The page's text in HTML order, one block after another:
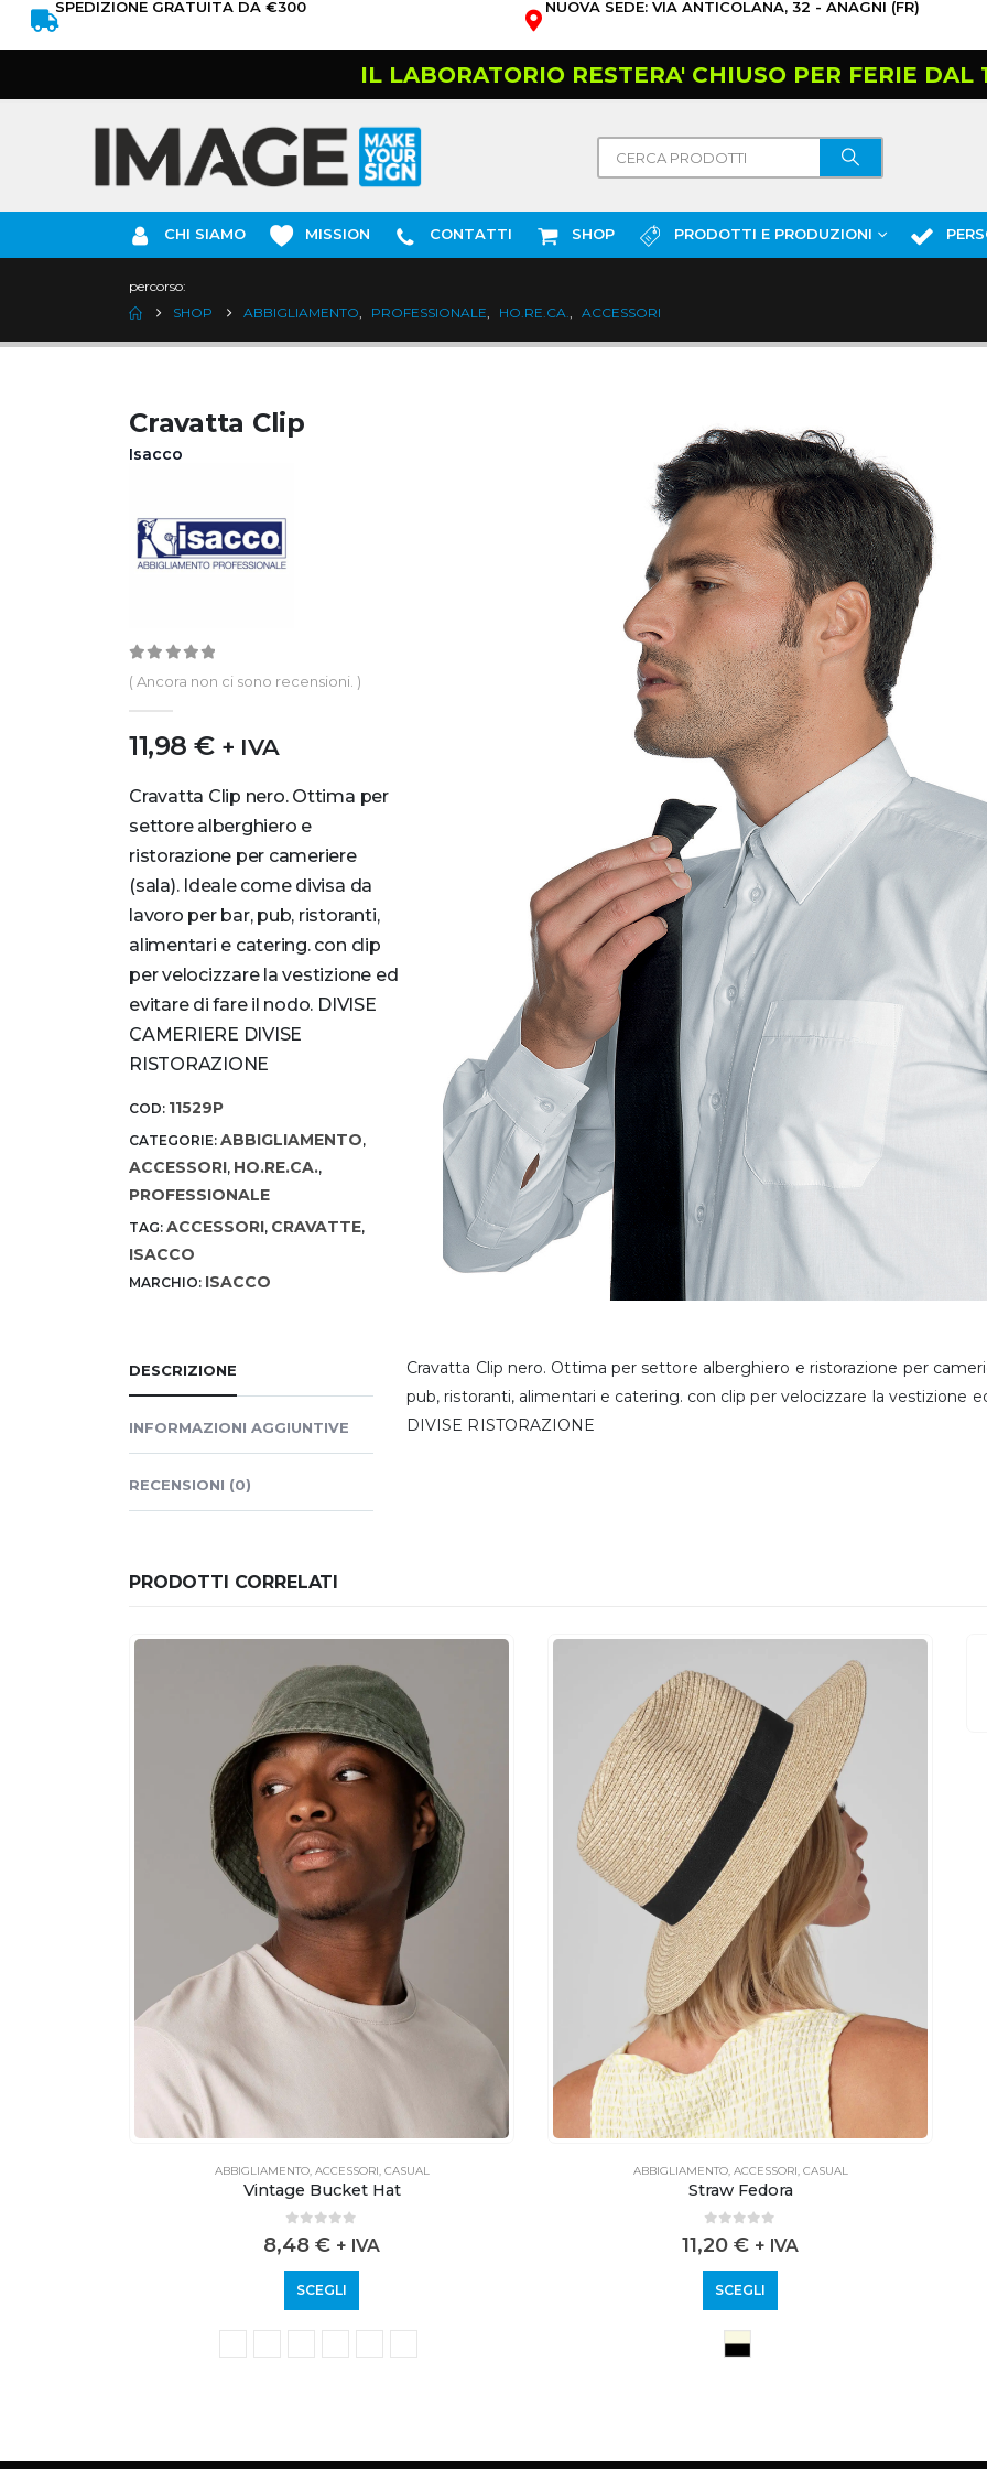
SPEDIZIONE GRATUITA DA €300 NUOVA SEDE: VIA ANTICOLANA, 32 - ANAGNI (FR)
IL LABORATORIO RESTERA' CHIUSO PER FERIE DAL
CHI SIAMO MISSION CONTATTI SHOP PRODOTTI E PRODUZIONI
percorso:
SHOP
ABBIGLIAMENTO, PROFESSIONALE, HO.RE.CA., ACCESSORI
Cravatta Clip
Isacco
0out of 5
( Ancora non ci sono recensioni. )
11,98€ + IVA
Cravatta Clip nero. Ottima per
settore alberghiero e
ristorazione per cameriere
(sala). Ideale come divisa da
lavoro per bar, pub, ristoranti,
alimentari e catering. con clip
per velocizzare la vestizione ed
evitare di fare il nodo. DIVISE
CAMERIERE DIVISE
RISTORAZIONE
COD: 11529P
CATEGORIE: ABBIGLIAMENTO,
ACCESSORI, HO.RE.CA.,
PROFESSIONALE
TAG: ACCESSORI, CRAVATTE,
ISACCO
MARCHIO: ISACCO
DESCRIZIONE
INFORMAZIONI AGGIUNTIVE
RECENSIONI (0)
Cravatta Clip nero. Ottima per settore alberghiero e ristorazione per
pub, ristoranti, alimentari e catering. con clip per velocizzare la vestizione
DIVISE RISTORAZIONE
PRODOTTI CORRELATI
ABBIGLIAMENTO, ACCESSORI, CASUAL
Vintage Bucket Hat
8,48 € + IVA
SCEGLI
ABBIGLIAMENTO, ACCESSORI, CASUAL
Straw Fedora
11,20 € + IVA
SCEGLI